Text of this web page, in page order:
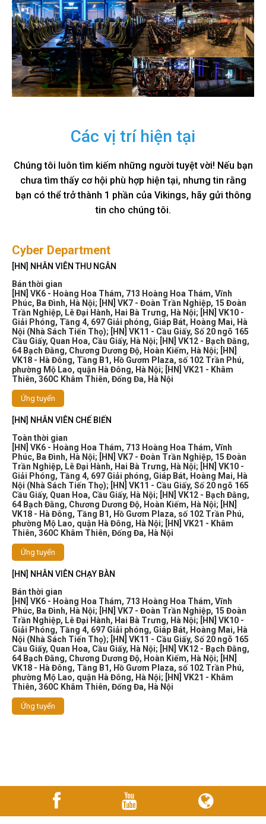
Các vị trí hiện tại
Chúng tôi luôn tìm kiếm những người tuyệt vời! Nếu bạn
chưa tìm thấy cơ hội phù hợp hiện tại, nhưng tin rằng
bạn có thể trở thành 1 phần của Vikings, hãy gửi thông
tin cho chúng tôi.
Cyber Department
[HN] NHÂN VIÊN THU NGÂN
Bán thời gian
[HN] VK6 - Hoàng Hoa Thám, 713 Hoàng Hoa Thám, Vĩnh
Phúc, Ba Đình, Hà Nội;
[HN] VK7 - Đoàn Trần Nghiệp, 15 Đoàn
Trần Nghiệp, Lê Đại Hành, Hai Bà Trưng, Hà Nội;
[HN] VK10 -
Giải Phóng, Tầng 4, 697 Giải phóng, Giáp Bát, Hoàng Mai, Hà
Nội (Nhà Sách Tiến Thọ);
[HN] VK11 - Cầu Giấy, Số 20 ngõ 165
Cầu Giấy, Quan Hoa, Cầu Giấy, Hà Nội;
[HN] VK12 - Bạch Đằng,
64 Bạch Đằng, Chương Dương Độ, Hoàn Kiếm, Hà Nội;
[HN]
VK18 - Hà Đông, Tầng B1, Hồ Gươm Plaza, số 102 Trần Phú,
phường Mộ Lao, quận Hà Đông, Hà Nội;
[HN] VK21 - Khâm
Thiên, 360C Khâm Thiên, Đống Đa, Hà Nội
Ứng tuyển
[HN] NHÂN VIÊN CHẾ BIẾN
Toàn thời gian
[HN] VK6 - Hoàng Hoa Thám, 713 Hoàng Hoa Thám, Vĩnh
Phúc, Ba Đình, Hà Nội;
[HN] VK7 - Đoàn Trần Nghiệp, 15 Đoàn
Trần Nghiệp, Lê Đại Hành, Hai Bà Trưng, Hà Nội;
[HN] VK10 -
Giải Phóng, Tầng 4, 697 Giải phóng, Giáp Bát, Hoàng Mai, Hà
Nội (Nhà Sách Tiến Thọ);
[HN] VK11 - Cầu Giấy, Số 20 ngõ 165
Cầu Giấy, Quan Hoa, Cầu Giấy, Hà Nội;
[HN] VK12 - Bạch Đằng,
64 Bạch Đằng, Chương Dương Độ, Hoàn Kiếm, Hà Nội;
[HN]
VK18 - Hà Đông, Tầng B1, Hồ Gươm Plaza, số 102 Trần Phú,
phường Mộ Lao, quận Hà Đông, Hà Nội;
[HN] VK21 - Khâm
Thiên, 360C Khâm Thiên, Đống Đa, Hà Nội
Ứng tuyển
[HN] NHÂN VIÊN CHẠY BÀN
Bán thời gian
[HN] VK6 - Hoàng Hoa Thám, 713 Hoàng Hoa Thám, Vĩnh
Phúc, Ba Đình, Hà Nội;
[HN] VK7 - Đoàn Trần Nghiệp, 15 Đoàn
Trần Nghiệp, Lê Đại Hành, Hai Bà Trưng, Hà Nội;
[HN] VK10 -
Giải Phóng, Tầng 4, 697 Giải phóng, Giáp Bát, Hoàng Mai, Hà
Nội (Nhà Sách Tiến Thọ);
[HN] VK11 - Cầu Giấy, Số 20 ngõ 165
Cầu Giấy, Quan Hoa, Cầu Giấy, Hà Nội;
[HN] VK12 - Bạch Đằng,
64 Bạch Đằng, Chương Dương Độ, Hoàn Kiếm, Hà Nội;
[HN]
VK18 - Hà Đông, Tầng B1, Hồ Gươm Plaza, số 102 Trần Phú,
phường Mộ Lao, quận Hà Đông, Hà Nội;
[HN] VK21 - Khâm
Thiên, 360C Khâm Thiên, Đống Đa, Hà Nội
Ứng tuyển